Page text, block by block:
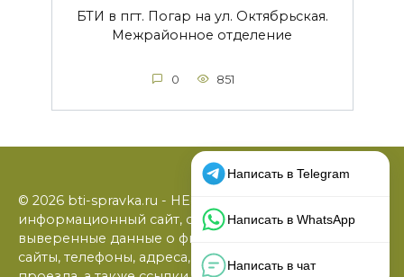
БТИ в пгт. Погар на ул. Октябрьская.
Межрайонное отделение
0 851
© 2026 bti-spravka.ru - НЕофициальный
информационный сайт, содержащий открытые
выверенные данные о филиалах БТИ: официальные
сайты, телефоны, адреса, графики работы, схемы